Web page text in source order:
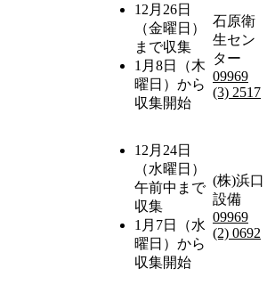
12月26日
（金曜日）
まで収集
1月8日（木
曜日）から
収集開始
石原衛
生セン
ター
09969
(3) 2517
12月24日
（水曜日）
午前中まで
収集
1月7日（水
曜日）から
収集開始
(株)浜口
設備
09969
(2) 0692